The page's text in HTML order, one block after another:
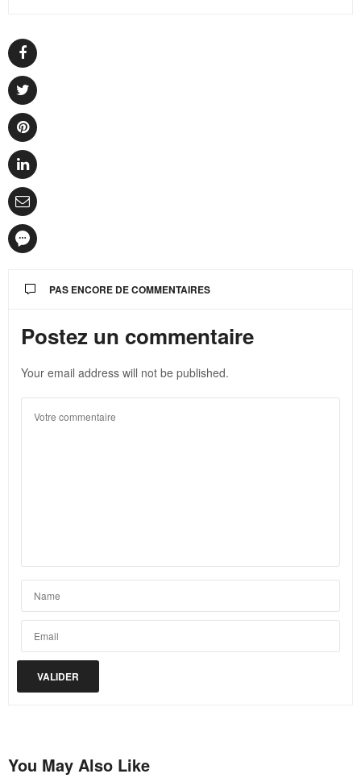
PAS ENCORE DE COMMENTAIRES
Postez un commentaire
Your email address will not be published.
You May Also Like